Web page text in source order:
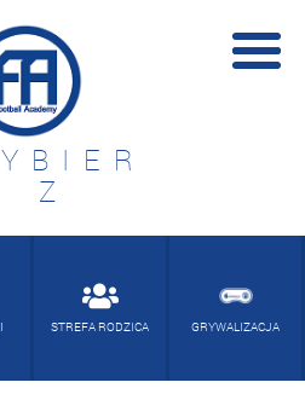
Z
STREFA RODZICA GRYWALIZACJA